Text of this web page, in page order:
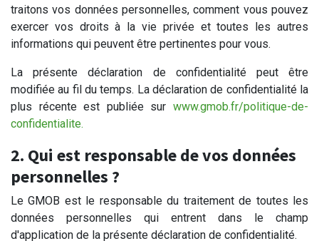
traitons vos données personnelles, comment vous pouvez
exercer vos droits à la vie privée et toutes les autres
informations qui peuvent être pertinentes pour vous.
La présente déclaration de confidentialité peut être
modifiée au fil du temps. La déclaration de confidentialité la
plus récente est publiée sur www.gmob.fr/politique-de-
confidentialite.
2. Qui est responsable de vos données
personnelles ?
Le GMOB est le responsable du traitement de toutes les
données personnelles qui entrent dans le champ
d'application de la présente déclaration de confidentialité.​